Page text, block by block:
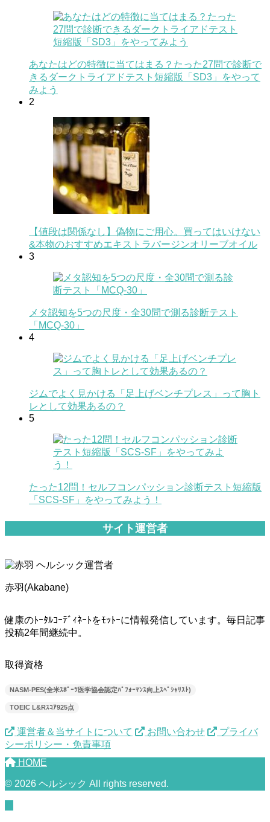
あなたはどの特徴に当てはまる？たった27問で診断で
きるダークトライアドテスト短縮版「SD3」をやって
みよう
2
【値段は関係なし】偽物にご用心。買ってはいけない
&本物のおすすめエキストラバージンオリーブオイル
3
メタ認知を5つの尺度・全30問で測る診断テスト
「MCQ-30」
4
ジムでよく見かける「足上げベンチプレス」って胸ト
レとして効果あるの？
5
たった12問！セルフコンパッション診断テスト短縮版
「SCS-SF」をやってみよう！
サイト運営者
赤羽(Akabane)
健康のﾄｰﾀﾙｺｰﾃﾞｨﾈｰﾄをﾓｯﾄｰに情報発信しています。毎日記事
投稿2年間継続中。
取得資格
NASM-PES(全米ｽﾎﾟｰﾂ医学協会認定ﾊﾟﾌｫｰﾏﾝｽ向上ｽﾍﾟｼｬﾘｽﾄ)
TOEIC L&Rｽｺｱ925点
運営者＆当サイトについて お問い合わせ
プライバ
シーポリシー・免責事項
HOME
© 2026 ヘルシック All rights reserved.